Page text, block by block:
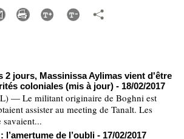
2 jours, Massinissa Aylimas vient d'être
coloniales (mis à jour) - 18/02/2017
— Le militant originaire de Boghni est
assister au meeting de Tanalt. Les
l’amertume de l’oubli - 17/02/2017